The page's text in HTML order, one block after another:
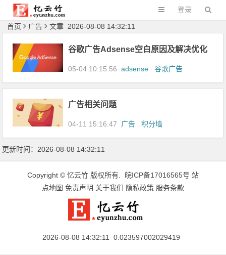
登录
首页 广告 文章 2026-08-08 14:32:11
谷歌广告Adsense空白原因及解决优化
05-04 10:15:56 adsense 谷歌广告
广告相关问题
04-11 15:16:47 广告 积分墙
更新时间：2026-08-08 14:32:11
Copyright © 忆云竹 版权所有. 皖ICP备17016565号 站
点地图 免责声明 关于我们 隐私政策 服务条款
2026-08-08 14:32:11 0.023597002029419